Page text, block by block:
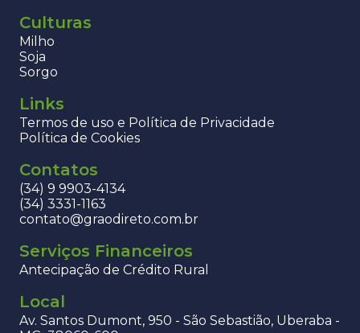
Culturas
Milho
Soja
Sorgo
Links
Termos de uso e Política de Privacidade
Política de Cookies
Contatos
(34) 9 9903-4134
(34) 3331-1163
contato@graodireto.com.br
Serviços Financeiros
Antecipação de Crédito Rural
Local
Av. Santos Dumont, 950 - São Sebastião, Uberaba -